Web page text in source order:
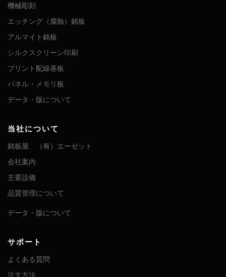
機械彫刻
エッチング（腐蝕）銘板
アルマイト銘板
シルクスクリーン印刷
プリント配線基板
パネル・メモリ板
データ・版について
当社について
銘板屋 （有）エーゼット
会社案内
主要設備
品質管理について
データ・版について
サポート
よくある質問
注文方法